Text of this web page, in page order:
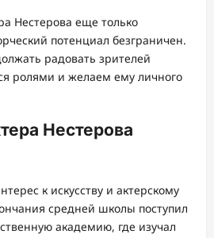
Нестерова еще только
потенциал безграничен.
радовать зрителей
ролями и желаем ему личного
Нестерова
к искусству и актерскому
средней школы поступил
академию, где изучал